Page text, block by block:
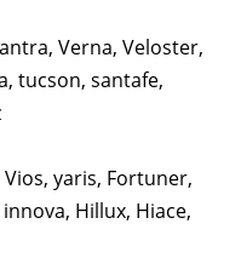
Verna, Veloster,
tucson, santafe,
yaris, Fortuner,
Hillux, Hiace,